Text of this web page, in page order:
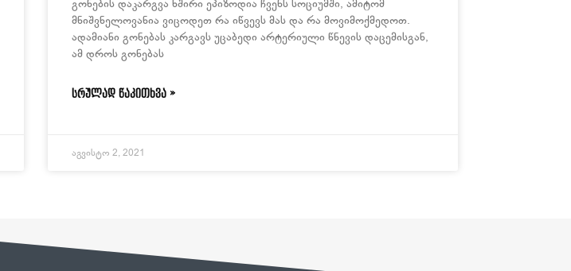
გონების დაკარგვა ხშირი ეპიზოდია ჩვენს სოციუმში, ამიტომ
მნიშვნელოვანია ვიცოდეთ რა იწვევს მას და რა მოვიმოქმედოთ.
ადამიანი გონებას კარგავს უცაბედი არტერიული წნევის დაცემისგან,
ამ დროს გონებას
ᲡᲠᲣᲚᲐᲓ ᲬᲐᲙᲘᲗᲮᲕᲐ »
აგვისტო 2, 2021